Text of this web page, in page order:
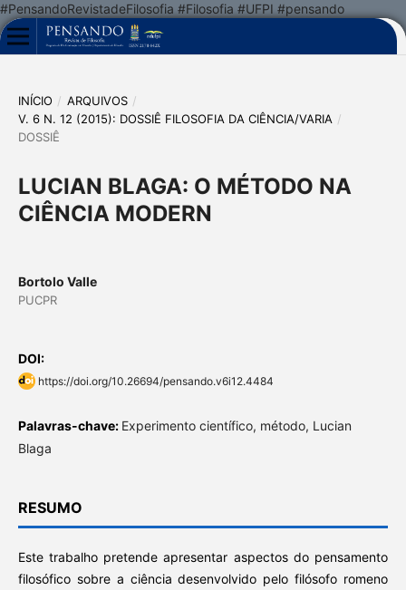
#PensandoRevistadeFilosofia #Filosofia #UFPI #pensando
INÍCIO / ARQUIVOS /
V. 6 N. 12 (2015): DOSSIÊ FILOSOFIA DA CIÊNCIA/VARIA /
DOSSIÊ
LUCIAN BLAGA: O MÉTODO NA
CIÊNCIA MODERN
Bortolo Valle
PUCPR
DOI:
https://doi.org/10.26694/pensando.v6i12.4484
Palavras-chave: Experimento científico, método, Lucian
Blaga
RESUMO
Este trabalho pretende apresentar aspectos do pensamento
filosófico sobre a ciência desenvolvido pelo filósofo romeno